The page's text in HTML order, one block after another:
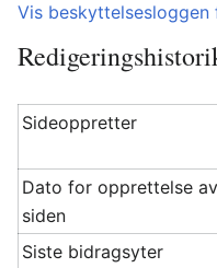
Vis beskyttelsesloggen
Sideoppretter
Dato for opprettelse av
siden
Siste bidragsyter